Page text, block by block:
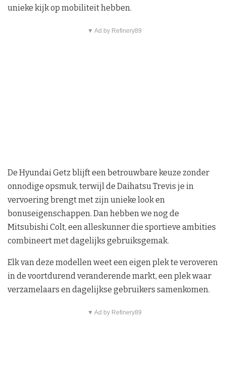
unieke kijk op mobiliteit hebben.
▼ Ad by Refinery89
De Hyundai Getz blijft een betrouwbare keuze zonder
onnodige opsmuk, terwijl de Daihatsu Trevis je in
vervoering brengt met zijn unieke look en
bonuseigenschappen. Dan hebben we nog de
Mitsubishi Colt, een alleskunner die sportieve ambities
combineert met dagelijks gebruiksgemak.
Elk van deze modellen weet een eigen plek te veroveren
in de voortdurend veranderende markt, een plek waar
verzamelaars en dagelijkse gebruikers samenkomen.
▼ Ad by Refinery89